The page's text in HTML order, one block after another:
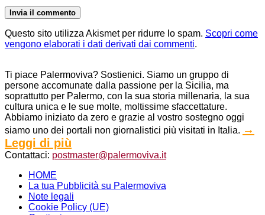
Questo sito utilizza Akismet per ridurre lo spam. Scopri come
vengono elaborati i dati derivati dai commenti.
Ti piace Palermoviva? Sostienici. Siamo un gruppo di
persone accomunate dalla passione per la Sicilia, ma
soprattutto per Palermo, con la sua storia millenaria, la sua
cultura unica e le sue molte, moltissime sfaccettature.
Abbiamo iniziato da zero e grazie al vostro sostegno oggi
siamo uno dei portali non giornalistici più visitati in Italia. →
Leggi di più
Contattaci: postmaster@palermoviva.it
HOME
La tua Pubblicità su Palermoviva
Note legali
Cookie Policy (UE)